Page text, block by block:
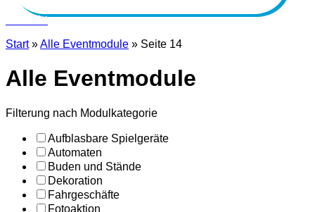
Kontakt
Start»Alle Eventmodule » Seite 14
Alle Eventmodule
Filterung nach Modulkategorie
Aufblasbare Spielgeräte
Automaten
Buden und Stände
Dekoration
Fahrgeschäfte
Fotoaktion